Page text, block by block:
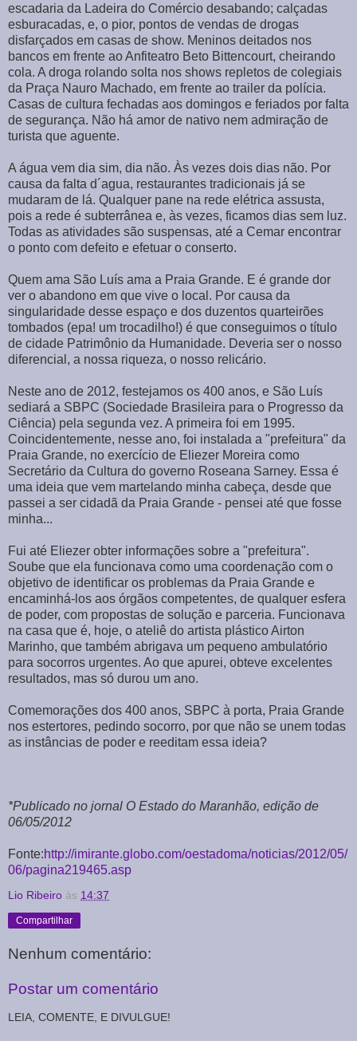
escadaria da Ladeira do Comércio desabando; calçadas
esburacadas, e, o pior, pontos de vendas de drogas
disfarçados em casas de show. Meninos deitados nos
bancos em frente ao Anfiteatro Beto Bittencourt, cheirando
cola. A droga rolando solta nos shows repletos de colegiais
da Praça Nauro Machado, em frente ao trailer da polícia.
Casas de cultura fechadas aos domingos e feriados por falta
de segurança. Não há amor de nativo nem admiração de
turista que aguente.
A água vem dia sim, dia não. Às vezes dois dias não. Por
causa da falta d´agua, restaurantes tradicionais já se
mudaram de lá. Qualquer pane na rede elétrica assusta,
pois a rede é subterrânea e, às vezes, ficamos dias sem luz.
Todas as atividades são suspensas, até a Cemar encontrar
o ponto com defeito e efetuar o conserto.
Quem ama São Luís ama a Praia Grande. E é grande dor
ver o abandono em que vive o local. Por causa da
singularidade desse espaço e dos duzentos quarteirões
tombados (epa! um trocadilho!) é que conseguimos o título
de cidade Patrimônio da Humanidade. Deveria ser o nosso
diferencial, a nossa riqueza, o nosso relicário.
Neste ano de 2012, festejamos os 400 anos, e São Luís
sediará a SBPC (Sociedade Brasileira para o Progresso da
Ciência) pela segunda vez. A primeira foi em 1995.
Coincidentemente, nesse ano, foi instalada a "prefeitura" da
Praia Grande, no exercício de Eliezer Moreira como
Secretário da Cultura do governo Roseana Sarney. Essa é
uma ideia que vem martelando minha cabeça, desde que
passei a ser cidadã da Praia Grande - pensei até que fosse
minha...
Fui até Eliezer obter informações sobre a "prefeitura".
Soube que ela funcionava como uma coordenação com o
objetivo de identificar os problemas da Praia Grande e
encaminhá-los aos órgãos competentes, de qualquer esfera
de poder, com propostas de solução e parceria. Funcionava
na casa que é, hoje, o ateliê do artista plástico Airton
Marinho, que também abrigava um pequeno ambulatório
para socorros urgentes. Ao que apurei, obteve excelentes
resultados, mas só durou um ano.
Comemorações dos 400 anos, SBPC à porta, Praia Grande
nos estertores, pedindo socorro, por que não se unem todas
as instâncias de poder e reeditam essa ideia?
*Publicado no jornal O Estado do Maranhão, edição de
06/05/2012
Fonte:http://imirante.globo.com/oestadoma/noticias/2012/05/
06/pagina219465.asp
Lio Ribeiro às 14:37
Compartilhar
Nenhum comentário:
Postar um comentário
LEIA, COMENTE, E DIVULGUE!